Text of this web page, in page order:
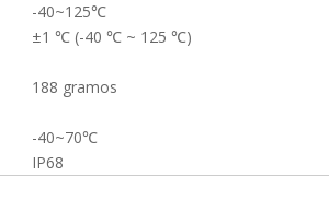
-40~125℃
±1 ℃ (-40 ℃ ~ 125 ℃)
188 gramos
-40~70℃
IP68